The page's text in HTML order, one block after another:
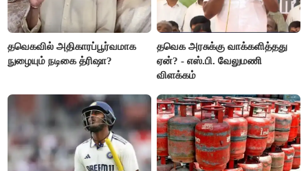
தவெகவில் அதிகாரப்பூர்வமாக
நுழையும் நடிகை த்ரிஷா?
தவெக அரசுக்கு வாக்களித்தது
ஏன்? - எஸ்.பி. வேலுமணி
விளக்கம்